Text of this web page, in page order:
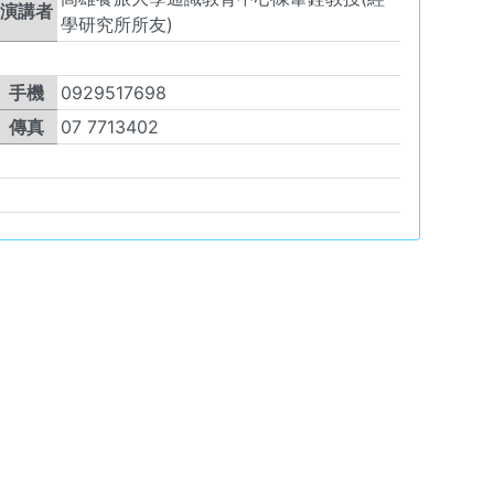
演講者
學研究所所友)
手機
0929517698
傳真
07 7713402